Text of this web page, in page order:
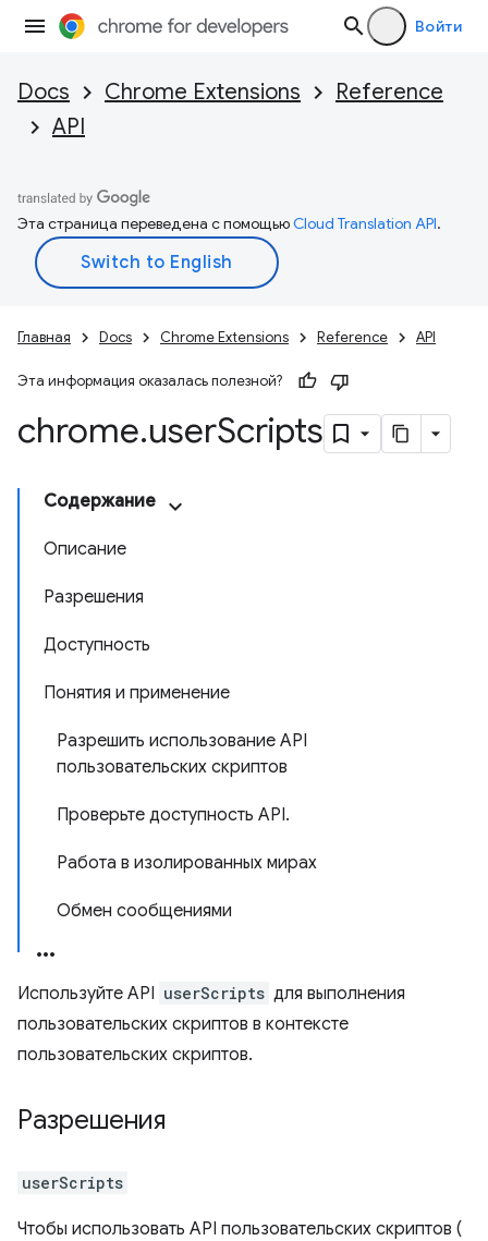
Войти
Docs Chrome Extensions
Reference
API
Эта страница переведена с помощьюCloud Translation API.
Главная Docs Chrome Extensions Reference API
Эта информация оказалась полезной?
chrome.userScripts
Содержание
Описание
Разрешения
Доступность
Понятия и применение
Разрешить использование API
пользовательских скриптов
Проверьте доступность API.
Работа в изолированных мирах
Обмен сообщениями
Используйте API userScripts для выполнения
пользовательских скриптов в контексте
пользовательских скриптов.
Разрешения
userScripts
Чтобы использовать API пользовательских скриптов (